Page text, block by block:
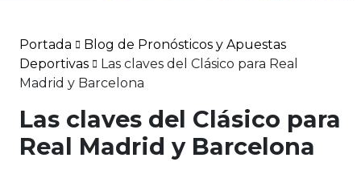
Portada
Blog de Pronósticos y Apuestas
Deportivas
Las claves del Clásico para Real
Madrid y Barcelona
Las claves del Clásico para
Real Madrid y Barcelona